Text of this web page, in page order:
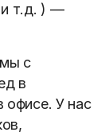
и т.д. ) —
с
в
У нас